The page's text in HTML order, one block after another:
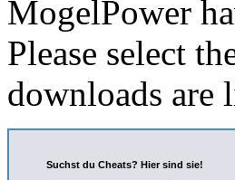
MogelPower
Please select
downloads are
Suchst du Cheats? Hier sind sie!